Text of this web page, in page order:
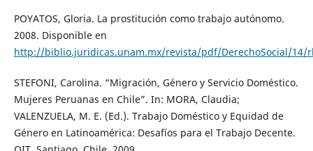
POYATOS, Gloria. La prostitución como trabajo autónomo.
2008. Disponible en
http://biblio.juridicas.unam.mx/revista/pdf/DerechoSocial/14/
STEFONI, Carolina. “Migración, Género y Servicio Doméstico.
Mujeres Peruanas en Chile”. In: MORA, Claudia;
VALENZUELA, M. E. (Ed.). Trabajo Doméstico y Equidad de
Género en Latinoamérica: Desafíos para el Trabajo Decente.